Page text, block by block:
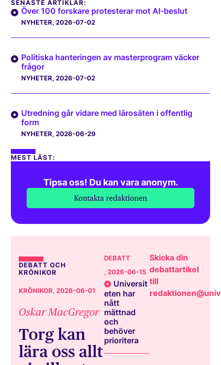
SENASTE ARTIKLAR:
Över 100 forskare protesterar mot AI-beslut
NYHETER, 2026-07-02
Politiska hanteringen av masterprogram väcker
frågor
NYHETER, 2026-07-02
Utredning går vidare med lärosäten i offentlig
form
NYHETER, 2026-06-29
MEST LÄST:
Tipsa oss! Du kan vara anonym.
Kontakta redaktionen
DEBATT OCH
KRÖNIKOR
KRÖNIKOR, 2026-06-01
Oskar MacGregor
Torg kan
lära oss allt
DEBATT
, 2026-06-15
Universit
eten har
nått
mättnad
och
behöver
prioritera
Skicka din
debattartikel
till